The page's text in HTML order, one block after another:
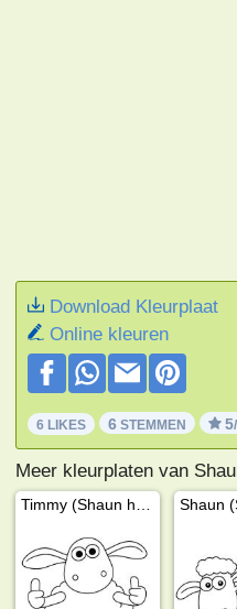
Download Kleurplaat
Online kleuren
6 LIKES 6 STEMMEN 5
Meer kleurplaten van